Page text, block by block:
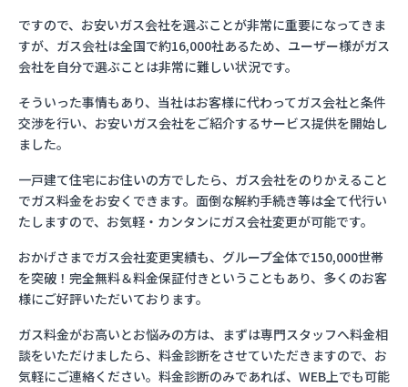
ですので、お安いガス会社を選ぶことが非常に重要になってきま
すが、ガス会社は全国で約16,000社あるため、ユーザー様がガス
会社を自分で選ぶことは非常に難しい状況です。
そういった事情もあり、当社はお客様に代わってガス会社と条件
交渉を行い、お安いガス会社をご紹介するサービス提供を開始し
ました。
一戸建て住宅にお住いの方でしたら、ガス会社をのりかえること
でガス料金をお安くできます。面倒な解約手続き等は全て代行い
たしますので、お気軽・カンタンにガス会社変更が可能です。
おかげさまでガス会社変更実績も、グループ全体で150,000世帯
を突破！完全無料＆料金保証付きということもあり、多くのお客
様にご好評いただいております。
ガス料金がお高いとお悩みの方は、まずは専門スタッフへ料金相
談をいただけましたら、料金診断をさせていただきますので、お
気軽にご連絡ください。料金診断のみであれば、WEB上でも可能